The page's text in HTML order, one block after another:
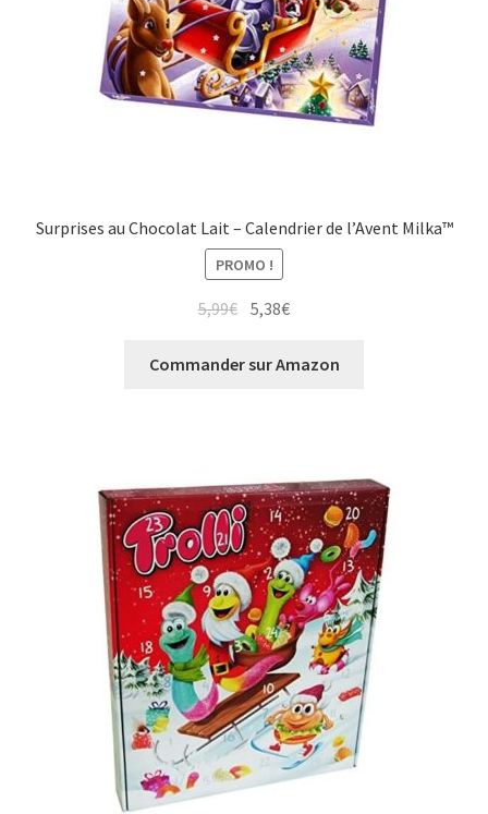
Surprises au Chocolat Lait – Calendrier de l’Avent Milka™
PROMO !
5,99€ 5,38€
Commander sur Amazon